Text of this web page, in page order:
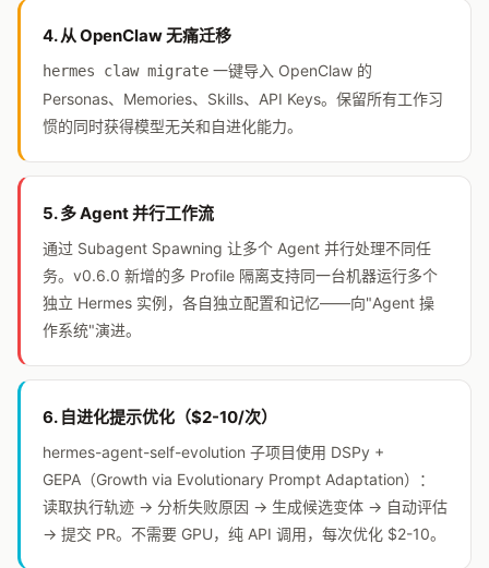
4. 从 OpenClaw 无痛迁移
hermes claw migrate 一键导入 OpenClaw 的
Personas、Memories、Skills、API Keys。保留所有工作习
惯的同时获得模型无关和自进化能力。
5. 多 Agent 并行工作流
通过 Subagent Spawning 让多个 Agent 并行处理不同任
务。v0.6.0 新增的多 Profile 隔离支持同一台机器运行多个
独立 Hermes 实例，各自独立配置和记忆——向"Agent 操
作系统"演进。
6. 自进化提示优化（$2-10/次）
hermes-agent-self-evolution 子项目使用 DSPy +
GEPA（Growth via Evolutionary Prompt Adaptation）：
读取执行轨迹 → 分析失败原因 → 生成候选变体 → 自动评估
→ 提交 PR。不需要 GPU，纯 API 调用，每次优化 $2-10。